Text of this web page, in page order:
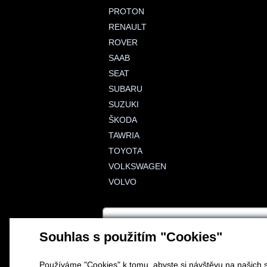
Souhlas s použitím "Cookies"
Používáme "Cookies" k tomu, abyste si návštěvu na
PROTON
RENAULT
ROVER
SAAB
SEAT
SUBARU
SUZUKI
ŠKODA
TAWRIA
TOYOTA
VOLKSWAGEN
VOLVO